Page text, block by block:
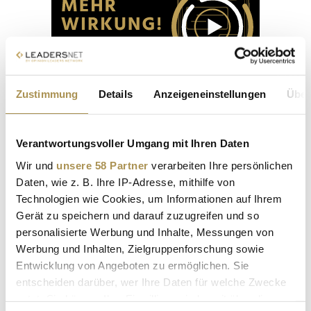
Zustimmung Details Anzeigeneinstellungen
Verantwortungsvoller Umgang mit Ihren Daten
Wir und unsere 58 Partner verarbeiten Ihre persönlichen
Daten, wie z. B. Ihre IP-Adresse, mithilfe von
Technologien wie Cookies, um Informationen auf Ihrem
Gerät zu speichern und darauf zuzugreifen und so
personalisierte Werbung und Inhalte, Messungen von
Werbung und Inhalten, Zielgruppenforschung sowie
Entwicklung von Angeboten zu ermöglichen. Sie
entscheiden darüber, wer Ihre Daten für welche Zwecke
Premiere "Ein Käfig voller Narren"
in Mörbisch
16. Juli 2026
Stadt: Mörbisch
Location: Seebühne Mörbisch
Bei der Premiere von "Ein Käfig voller Narren" bei den
Seefestspielen Mörbisch 2026 wird der Auftakt der
Festspielsaison mit einer schwungvollen und emotionalen